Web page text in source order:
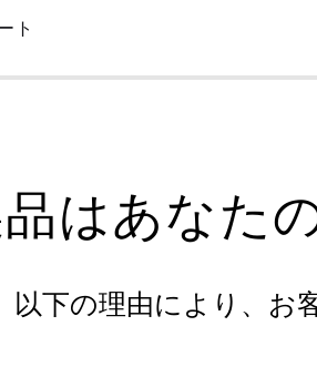
ト
品はあなた
以下の理由により、お